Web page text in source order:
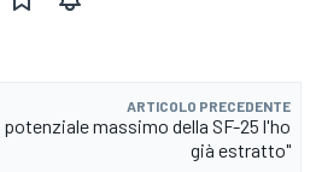
ARTICOLO PRECEDENTE
potenziale massimo della SF-25 l'ho
già estratto"